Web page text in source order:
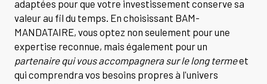
adaptées pour que votre investissement conserve sa
valeur au fil du temps. En choisissant BAM-
MANDATAIRE, vous optez non seulement pour une
expertise reconnue, mais également pour un
partenaire qui vous accompagnera sur le long termeet
qui comprendra vos besoins propres à l'univers